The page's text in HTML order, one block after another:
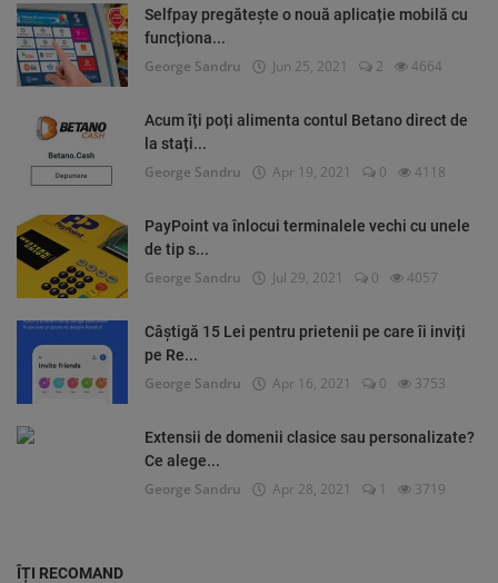
Selfpay pregătește o nouă aplicație mobilă cu
funcționa...
George Sandru Jun 25, 2021 2 4664
Acum îți poți alimenta contul Betano direct de
la stați...
George Sandru Apr 19, 2021 0 4118
PayPoint va înlocui terminalele vechi cu unele
de tip s...
George Sandru Jul 29, 2021 0 4057
Câștigă 15 Lei pentru prietenii pe care îi inviți
pe Re...
George Sandru Apr 16, 2021 0 3753
Extensii de domenii clasice sau personalizate?
Ce alege...
George Sandru Apr 28, 2021 1 3719
ÎȚI RECOMAND